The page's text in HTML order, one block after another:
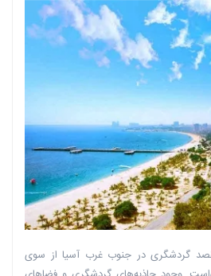
گردشگری در جنوب غرب آسیا از سوی